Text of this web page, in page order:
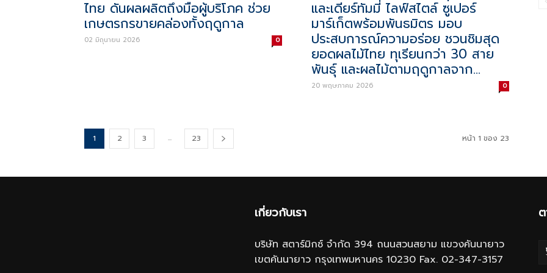
ไทย ดันผลผลิตถึงมือผู้บริโภค ช่วย
เกษตรกรขายคล่องทั้งฤดูกาล
02 มิถุนายน 2026 0
และเดียร์ทัมมี่ ไลฟ์สไตล์ ซูเปอร์
มาร์เก็ตพร้อมพันธมิตร มอบ
ประสบการณ์ความอร่อย ชวนชิมสุด
ยอดผลไม้ไทย ทุเรียนกว่า 30 สาย
พันธุ์ และผลไม้ตามฤดูกาลจาก...
20 พฤษภาคม 2026 0
1 2 3 ... 23 หน้า 1 ของ 23
เกี่ยวกับเรา
บริษัท สตาร์มิกซ์ จำกัด 394 ถนนสวนสยาม แขวงคันนายาว
เขตคันนายาว กรุงเทพมหานคร 10230 Fax. 02-347-3157